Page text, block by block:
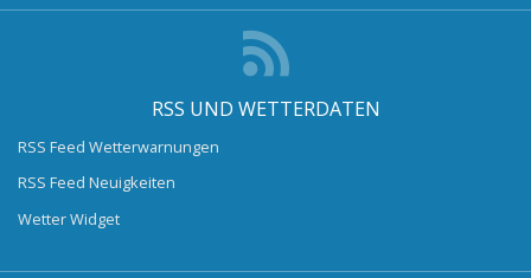
RSS UND WETTERDATEN
RSS Feed Wetterwarnungen
RSS Feed Neuigkeiten
Wetter Widget